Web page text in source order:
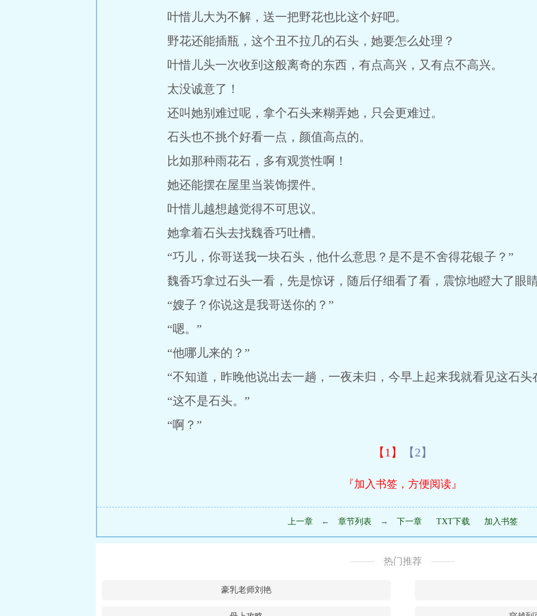
叶惜儿大为不解，送一把野花也比这个好吧。
野花还能插瓶，这个丑不拉几的石头，她要怎么处理？
叶惜儿头一次收到这般离奇的东西，有点高兴，又有点不高兴。
太没诚意了！
还叫她别难过呢，拿个石头来糊弄她，只会更难过。
石头也不挑个好看一点，颜值高点的。
比如那种雨花石，多有观赏性啊！
她还能摆在屋里当装饰摆件。
叶惜儿越想越觉得不可思议。
她拿着石头去找魏香巧吐槽。
“巧儿，你哥送我一块石头，他什么意思？是不是不舍得花银子？”
魏香巧拿过石头一看，先是惊讶，随后仔细看了看，震惊地瞪大了眼
“嫂子？你说这是我哥送你的？”
“嗯。”
“他哪儿来的？”
“不知道，昨晚他说出去一趟，一夜未归，今早上起来我就看见这石头
“这不是石头。”
“啊？”
【1】 【2】
『加入书签，方便阅读』
上一章 ← 章节列表 → 下一章 TXT下载 加入书签
热门推荐
豪乳老师刘艳